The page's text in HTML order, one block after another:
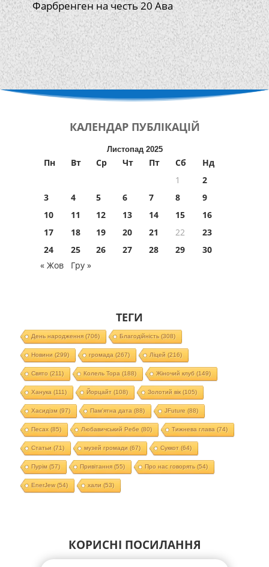
Фарбренген на честь 20 Ава
КАЛЕНДАР ПУБЛІКАЦІЙ
Листопад 2025
Пн Вт Ср Чт Пт Сб
Нд
1
2
3
4 5 6 7 8
9
10
11 12 13 14 15
16
17
18 19 20 21 22
23
24
25 26 27 28 29
30
« Жов
Гру »
ТЕГИ
День народження(706) Благодійність (308)
Новини (299) громада (267) Ліцей (216)
Свято (211) Колель Тора (188) Жіночий клуб (149)
Ханука (111) Йорцайт (108) Золотий вік(105)
Хасидізм (97) Пам'ятна дата (88) JFuture (88)
Песах(85) Любавичський Ребе (80) Тижнева глава (74)
Статьи (71) музей громади (67) Суккот (64)
Пурім (57) Привітання(55) Про нас говорять (54)
EnerJew(54) хали (53)
КОРИСНІ ПОСИЛАННЯ